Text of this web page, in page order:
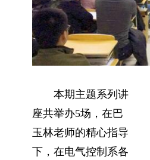
本期主题系列讲
座共举办5场，在巴
玉林老师的精心指导
下，在电气控制系各